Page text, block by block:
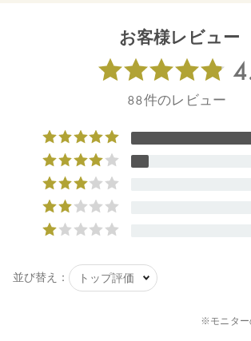
０、フィチン酸、酸化銀、クエン酸、クエン酸
＊オーガニック原料
【メーカー品番】
店舗でお問い合わせの際には、下記品番をお
4570106727416
【店舗発売日】
CosmeKitchen 2024/3/7
Make↗Kitchen 2024/3/7
※店舗での取り扱いや詳しい在庫状況につきま
お問い合わせください。
お客様レビュー